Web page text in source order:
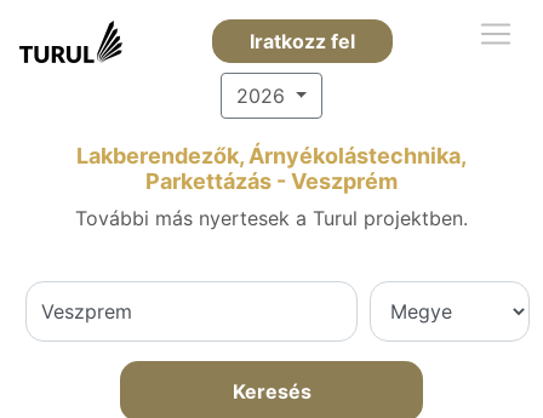
Iratkozz fel
2026
Lakberendezők, Árnyékolástechnika,
Parkettázás - Veszprém
További más nyertesek a Turul projektben.
Keresés